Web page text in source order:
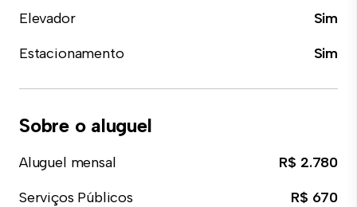
Elevador
Sim
Estacionamento
Sim
Sobre o aluguel
Aluguel mensal
R$ 2.780
Serviços Públicos
R$ 670